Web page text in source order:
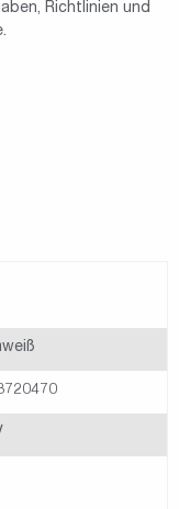
Richtlinien und